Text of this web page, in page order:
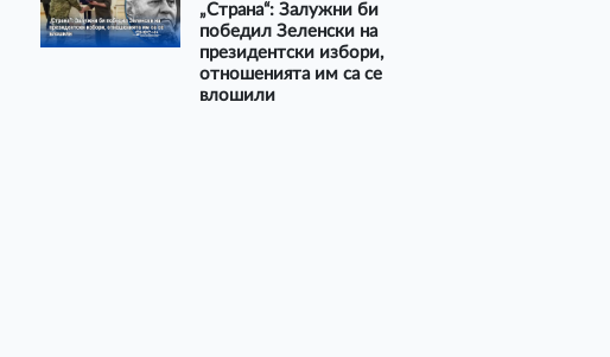
„Страна“: Залужни би
победил Зеленски на
президентски избори,
отношенията им са се
влошили